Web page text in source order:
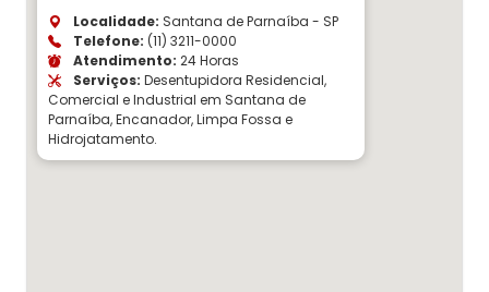
Localidade: Santana de Parnaíba - SP
Telefone: (11) 3211-0000
Atendimento: 24 Horas
Serviços: Desentupidora Residencial,
Comercial e Industrial em Santana de
Parnaíba, Encanador, Limpa Fossa e
Hidrojatamento.